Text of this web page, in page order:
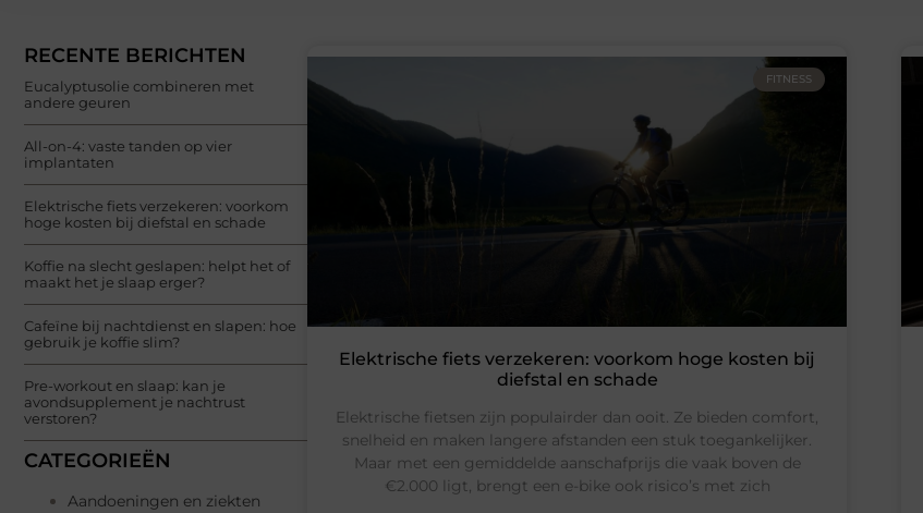
RECENTE BERICHTEN
Eucalyptusolie combineren met
andere geuren
All-on-4: vaste tanden op vier
implantaten
Elektrische fiets verzekeren: voorkom
hoge kosten bij diefstal en schade
Koffie na slecht geslapen: helpt het of
maakt het je slaap erger?
Cafeïne bij nachtdienst en slapen: hoe
gebruik je koffie slim?
Pre-workout en slaap: kan je
avondsupplement je nachtrust
verstoren?
CATEGORIEËN
Aandoeningen en ziekten
FITNESS
Elektrische fiets verzekeren: voorkom hoge kosten bij
diefstal en schade
Elektrische fietsen zijn populairder dan ooit. Ze bieden comfort,
snelheid en maken langere afstanden een stuk toegankelijker.
Maar met een gemiddelde aanschafprijs die vaak boven de
€2.000 ligt, brengt een e-bike ook risico’s met zich